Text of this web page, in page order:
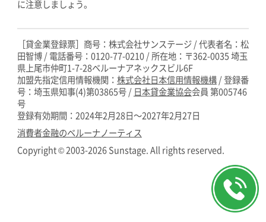
レディースローン・キャッシング
のご案内
専業主婦のためのカードローン
ご利用中の方
会社概要
に注意しましょう。
［貸金業登録票］商号：株式会社サンステージ / 代表者名：松
田智博 / 電話番号：0120-77-0210/所在地：〒362-0035 埼玉
県上尾市仲町1-7-28ベルーナアネックスビル6F
加盟先指定信用情報機関： 株式会社日本信用情報機構/登録番
号：埼玉県知事(4)第03865号/ 日本貸金業協会会員 第005746
号
登録有効期間：2024年2月28日～2027年2月27日
消費者金融のベルーナノーティス
Copyright ©2003-2026 Sunstage. All rights reserved.